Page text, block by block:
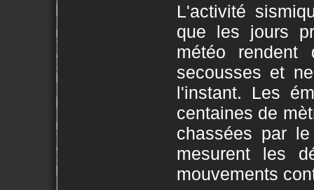
L'activité
que les jours
météo
secousses et
l'instant. Les
centaines de
chassées par
mesurent les
mouvements